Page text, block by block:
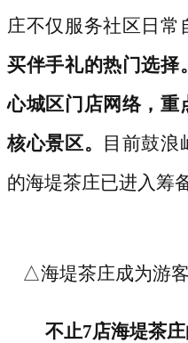
庄不仅服务社区日常
买伴手礼的热门选择
心城区门店网络，重
核心景区。
目前鼓浪
的海堤茶庄已进入筹
△海堤茶庄成为游
不止7店海堤茶